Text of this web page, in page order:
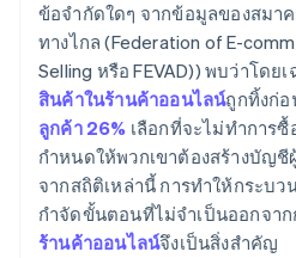
ข้อจำกัดใดๆ จากข้อมูลของสมา
ทางไกล (Federation of E-
Selling หรือ FEVAD)) พบว่าโดย
สินค้าในร้านค้าออนไลน์ถูกทิ้งก่อ
ลูกค้า 26% เลือกที่จะไม่ทำการ
กำหนดให้พวกเขาต้องสร้างบัญชี
จากสถิติเหล่านี้ การทำให้กระบว
กำจัดขั้นตอนที่ไม่จำเป็นออกจา
ร้านค้าออนไลน์จึงเป็นสิ่งสำคัญ